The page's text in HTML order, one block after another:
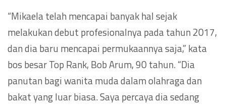
“Mikaela telah mencapai banyak hal sejak
melakukan debut profesionalnya pada tahun 2017,
dan dia baru mencapai permukaannya saja,” kata
bos besar Top Rank, Bob Arum, 90 tahun. “Dia
panutan bagi wanita muda dalam olahraga dan
bakat yang luar biasa. Saya percaya dia sedang